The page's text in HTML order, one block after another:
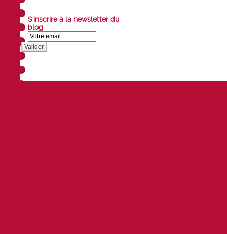
S'inscrire à la newsletter du
blog
Valider